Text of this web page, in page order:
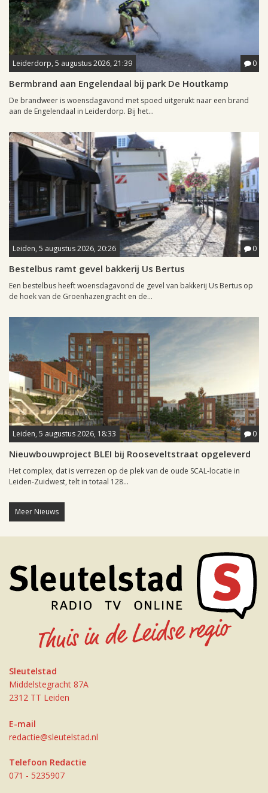
Leiderdorp, 5 augustus 2026, 21:39 0
Bermbrand aan Engelendaal bij park De Houtkamp
De brandweer is woensdagavond met spoed uitgerukt naar een brand
aan de Engelendaal in Leiderdorp. Bij het...
Leiden, 5 augustus 2026, 20:26 0
Bestelbus ramt gevel bakkerij Us Bertus
Een bestelbus heeft woensdagavond de gevel van bakkerij Us Bertus op
de hoek van de Groenhazengracht en de...
Leiden, 5 augustus 2026, 18:33 0
Nieuwbouwproject BLEI bij Rooseveltstraat opgeleverd
Het complex, dat is verrezen op de plek van de oude SCAL-locatie in
Leiden-Zuidwest, telt in totaal 128...
Meer Nieuws
Sleutelstad
Middelstegracht 87A
2312 TT Leiden
E-mail
redactie@sleutelstad.nl
Telefoon Redactie
071 - 5235907